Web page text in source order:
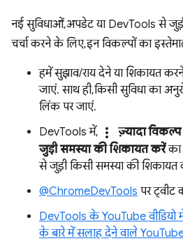
नई सुविधाओं, अपडेट या DevTools से
चर्चा करने के लिए, इन विकल्पों का
हमें सुझाव/राय देने या शिकायत
जाएं. साथ ही, किसी सुविधा का
लिंक पर जाएं.
DevTools में, more_vert ज़्यादा विकल्प
जुड़ी समस्या की शिकायत करेंका
से जुड़ी किसी समस्या की शिकायत
@ChromeDevTools पर ट्वीट
DevTools के YouTube वीडियो
के बारे में सलाह देने वाले YouTube